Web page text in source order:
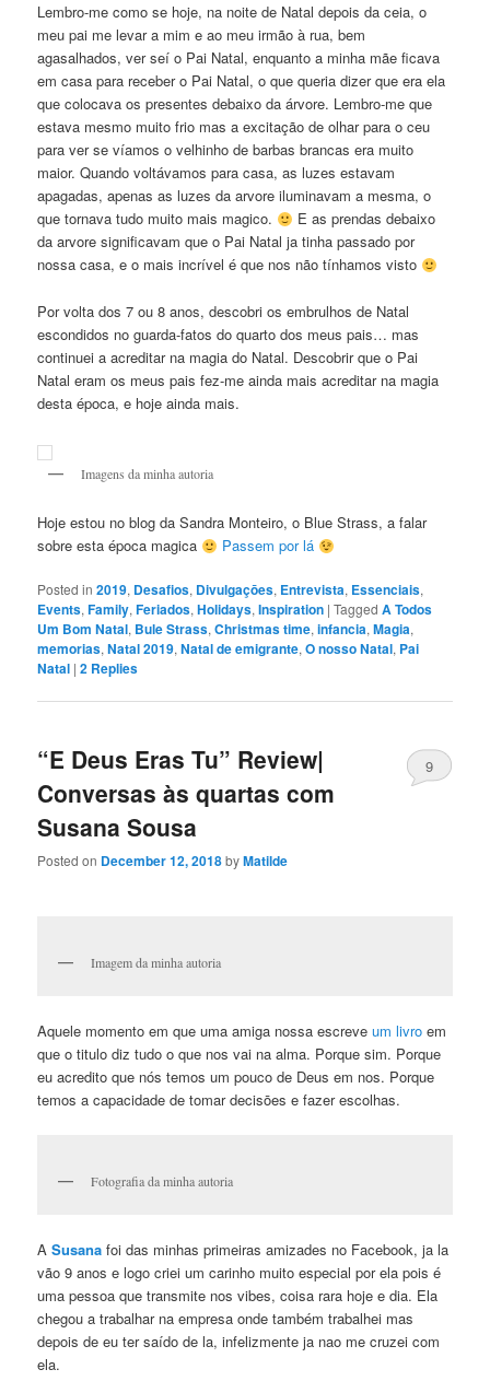
Lembro-me como se hoje, na noite de Natal depois da ceia, o
meu pai me levar a mim e ao meu irmão à rua, bem
agasalhados, ver seí o Pai Natal, enquanto a minha mãe ficava
em casa para receber o Pai Natal, o que queria dizer que era ela
que colocava os presentes debaixo da árvore. Lembro-me que
estava mesmo muito frio mas a excitação de olhar para o ceu
para ver se víamos o velhinho de barbas brancas era muito
maior. Quando voltávamos para casa, as luzes estavam
apagadas, apenas as luzes da arvore iluminavam a mesma, o
que tornava tudo muito mais magico.
E as prendas debaixo
da arvore significavam que o Pai Natal ja tinha passado por
nossa casa, e o mais incrível é que nos não tínhamos visto
Por volta dos 7 ou 8 anos, descobri os embrulhos de Natal
escondidos no guarda-fatos do quarto dos meus pais… mas
continuei a acreditar na magia do Natal. Descobrir que o Pai
Natal eram os meus pais fez-me ainda mais acreditar na magia
desta época, e hoje ainda mais.
Imagens da minha autoria
Hoje estou no blog da Sandra Monteiro, o Blue Strass, a falar
sobre esta época magica
Passem por lá
Posted in 2019, Desafios, Divulgaçōes, Entrevista, Essenciais,
Events,Family,Feriados,Holidays,Inspiration |Tagged A Todos
Um Bom Natal, Bule Strass,Christmas time,infancia,Magia,
memorias,Natal 2019,Natal de emigrante,O nosso Natal, Pai
Natal |2 Replies
“E Deus Eras Tu” Review|
Conversas às quartas com
Susana Sousa
Posted on December 12, 2018byMatilde
9
Imagem da minha autoria
Aquele momento em que uma amiga nossa escreveum livro em
que o titulo diz tudo o que nos vai na alma. Porque sim. Porque
eu acredito que nós temos um pouco de Deus em nos. Porque
temos a capacidade de tomar decisōes e fazer escolhas.
Fotografia da minha autoria
ASusana foi das minhas primeiras amizades no Facebook, ja la
vão 9 anos e logo criei um carinho muito especial por ela pois é
uma pessoa que transmite nos vibes, coisa rara hoje e dia. Ela
chegou a trabalhar na empresa onde também trabalhei mas
depois de eu ter saído de la, infelizmente ja nao me cruzei com
ela.